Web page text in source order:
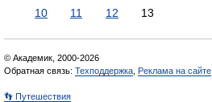
10
11 12 13
© Академик, 2000-2026
Обратная связь: Техподдержка Реклама на сайте
👣 Путешествия